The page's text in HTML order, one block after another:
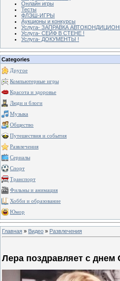
Онлайн игры
Тесты
ФЛЭШ-ИГРЫ
Аукционы и конкурсы
Услуга- ЗАПРАВКА
Услуга- СЕЙФ В СТЕНЕ !
Услуга- ДОКУМЕНТЫ !
Categories
Другое
Компьютерные игры
Красота и здоровье
Люди и блоги
Музыка
Общество
Путешествия и события
Развлечения
Сериалы
Спорт
Транспорт
Фильмы и анимация
Хобби и образование
Юмор
Главная » Видео » Развлечения
Лера поздравляет с днем